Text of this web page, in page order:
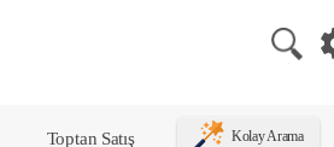
Toptan Satış Kolay Arama